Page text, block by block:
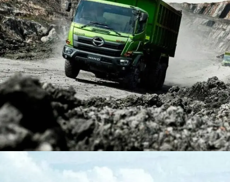
DUMP TRUCK TOOLS
HINO FM 285 JD – Euro2
Find Out More